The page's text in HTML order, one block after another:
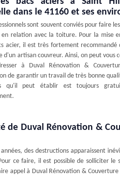
dans le 41160 et ses
sont souvent conviés pour faire
relation avec la toiture. Pour la mise
acier, il est très fortement recommandé
d'un artisan couvreur. Ainsi, on peut vous
à Duval Rénovation &
de garantir un travail de très bonne
qu'il peut établir est toujours
de Duval Rénovation &
des destructions apparaissent
ce faire, il est possible de solliciter le
appel à Duval Rénovation &